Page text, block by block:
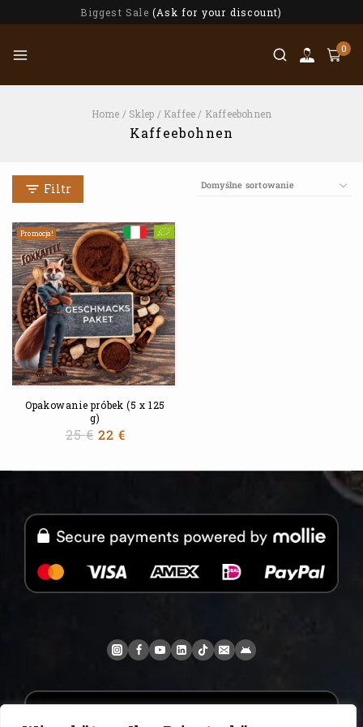
Biggest Sale (Ask for your discount)
0
Home / Sklep / Kaffee / Kaffeebohnen
Kaffeebohnen
Filtr
Promocja!
Opakowanie próbek (5 x 125
g)
25€ 22 €